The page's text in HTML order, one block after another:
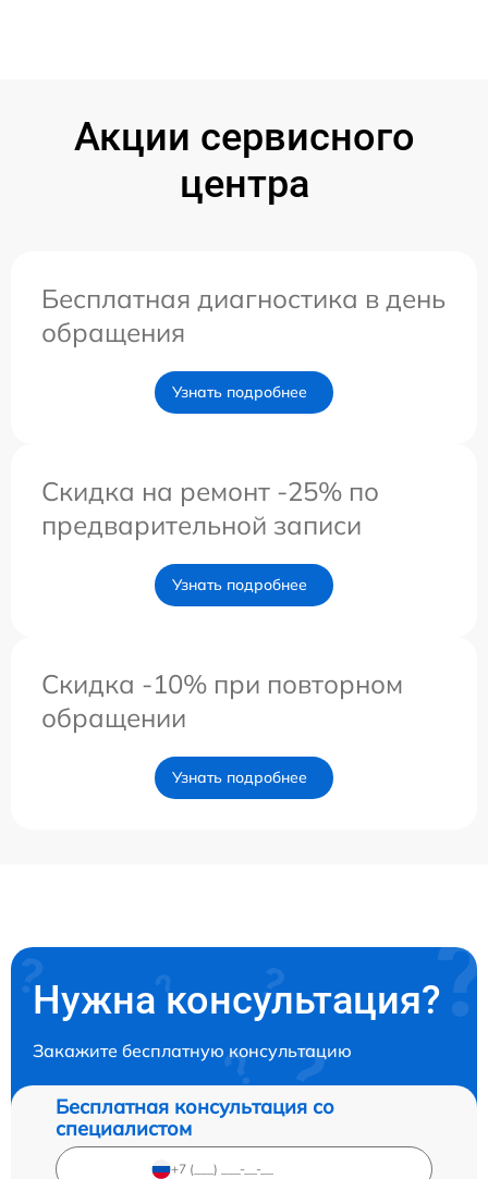
Акции сервисного
центра
Бесплатная диагностика в день
обращения
Узнать подробнее
Скидка на ремонт -25% по
предварительной записи
Узнать подробнее
Скидка -10% при повторном
обращении
Узнать подробнее
Нужна консультация?
Закажите бесплатную консультацию
Бесплатная консультация со
специалистом